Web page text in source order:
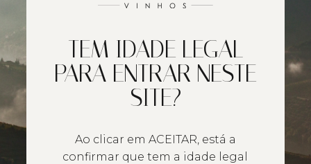
TEM IDADE LEGAL
PARA ENTRAR NESTE
SITE?
Ao clicar em ACEITAR, está a
confirmar que tem a idade legal